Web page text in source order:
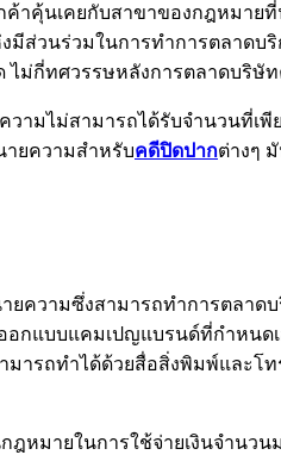
คุ้นเคยกับสาขาของกฎหมาย
วนร่วมในการทำการตลาดบ
ม่กี่ทศวรรษหลังการตลาดบริษั
ามไม่สามารถได้รับจำนวนที่
ายความสำหรับคดีปิดปากต่างๆ
ความซึ่งสามารถทำการตลา
กแบบแคมเปญแบรนด์ที่กำหนด
ารถทำได้ด้วยสื่อสิ่งพิมพ์และ
หมายในการใช้จ่ายเงินจำนว